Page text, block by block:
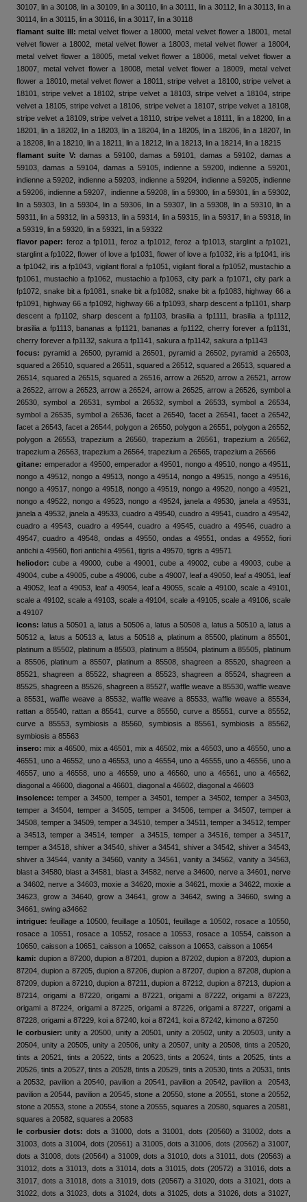
30107, lin a 30108, lin a 30109, lin a 30110, lin a 30111, lin a 30112, lin a 30113, lin a
30114, lin a 30115, lin a 30116, lin a 30117, lin a 30118
flamant suite III: metal velvet flower a 18000, metal velvet flower a 18001, metal
velvet flower a 18002, metal velvet flower a 18003, metal velvet flower a 18004,
metal velvet flower a 18005, metal velvet flower a 18006, metal velvet flower a
18007, metal velvet flower a 18008, metal velvet flower a 18009, metal velvet
flower a 18010, metal velvet flower a 18011, stripe velvet a 18100, stripe velvet a
18101, stripe velvet a 18102, stripe velvet a 18103, stripe velvet a 18104, stripe
velvet a 18105, stripe velvet a 18106, stripe velvet a 18107, stripe velvet a 18108,
stripe velvet a 18109, stripe velvet a 18110, stripe velvet a 18111, lin a 18200, lin a
18201, lin a 18202, lin a 18203, lin a 18204, lin a 18205, lin a 18206, lin a 18207, lin
a 18208, lin a 18210, lin a 18211, lin a 18212, lin a 18213, lin a 18214, lin a 18215
flamant suite V: damas a 59100, damas a 59101, damas a 59102, damas a
59103, damas a 59104, damas a 59105, indienne a 59200, indienne a 59201,
indienne a 59202, indienne a 59203, indienne a 59204, indienne a 59205, indienne
a 59206, indienne a 59207, indienne a 59208, lin a 59300, lin a 59301, lin a 59302,
lin a 59303, lin a 59304, lin a 59306, lin a 59307, lin a 59308, lin a 59310, lin a
59311, lin a 59312, lin a 59313, lin a 59314, lin a 59315, lin a 59317, lin a 59318, lin
a 59319, lin a 59320, lin a 59321, lin a 59322
flavor paper: feroz a fp1011, feroz a fp1012, feroz a fp1013, starglint a fp1021,
starglint a fp1022, flower of love a fp1031, flower of love a fp1032, iris a fp1041, iris
a fp1042, iris a fp1043, vigilant floral a fp1051, vigilant floral a fp1052, mustachio a
fp1061, mustachio a fp1062, mustachio a fp1063, city park a fp1071, city park a
fp1072, snake bit a fp1081, snake bit a fp1082, snake bit a fp1083, highway 66 a
fp1091, highway 66 a fp1092, highway 66 a fp1093, sharp descent a fp1101, sharp
descent a fp1102, sharp descent a fp1103, brasilia a fp1111, brasilia a fp1112,
brasilia a fp1113, bananas a fp1121, bananas a fp1122, cherry forever a fp1131,
cherry forever a fp1132, sakura a fp1141, sakura a fp1142, sakura a fp1143
focus: pyramid a 26500, pyramid a 26501, pyramid a 26502, pyramid a 26503,
squared a 26510, squared a 26511, squared a 26512, squared a 26513, squared a
26514, squared a 26515, squared a 26516, arrow a 26520, arrow a 26521, arrow
a 26522, arrow a 26523, arrow a 26524, arrow a 26525, arrow a 26526, symbol a
26530, symbol a 26531, symbol a 26532, symbol a 26533, symbol a 26534,
symbol a 26535, symbol a 26536, facet a 26540, facet a 26541, facet a 26542,
facet a 26543, facet a 26544, polygon a 26550, polygon a 26551, polygon a 26552,
polygon a 26553, trapezium a 26560, trapezium a 26561, trapezium a 26562,
trapezium a 26563, trapezium a 26564, trapezium a 26565, trapezium a 26566
gitane: emperador a 49500, emperador a 49501, nongo a 49510, nongo a 49511,
nongo a 49512, nongo a 49513, nongo a 49514, nongo a 49515, nongo a 49516,
nongo a 49517, nongo a 49518, nongo a 49519, nongo a 49520, nongo a 49521,
nongo a 49522, nongo a 49523, nongo a 49524, janela a 49530, janela a 49531,
janela a 49532, janela a 49533, cuadro a 49540, cuadro a 49541, cuadro a 49542,
cuadro a 49543, cuadro a 49544, cuadro a 49545, cuadro a 49546, cuadro a
49547, cuadro a 49548, ondas a 49550, ondas a 49551, ondas a 49552, fiori
antichi a 49560, fiori antichi a 49561, tigris a 49570, tigris a 49571
heliodor: cube a 49000, cube a 49001, cube a 49002, cube a 49003, cube a
49004, cube a 49005, cube a 49006, cube a 49007, leaf a 49050, leaf a 49051, leaf
a 49052, leaf a 49053, leaf a 49054, leaf a 49055, scale a 49100, scale a 49101,
scale a 49102, scale a 49103, scale a 49104, scale a 49105, scale a 49106, scale
a 49107
icons: latus a 50501 a, latus a 50506 a, latus a 50508 a, latus a 50510 a, latus a
50512 a, latus a 50513 a, latus a 50518 a, platinum a 85500, platinum a 85501,
platinum a 85502, platinum a 85503, platinum a 85504, platinum a 85505, platinum
a 85506, platinum a 85507, platinum a 85508, shagreen a 85520, shagreen a
85521, shagreen a 85522, shagreen a 85523, shagreen a 85524, shagreen a
85525, shagreen a 85526, shagreen a 85527, waffle weave a 85530, waffle weave
a 85531, waffle weave a 85532, waffle weave a 85533, waffle weave a 85534,
rattan a 85540, rattan a 85541, curve a 85550, curve a 85551, curve a 85552,
curve a 85553, symbiosis a 85560, symbiosis a 85561, symbiosis a 85562,
symbiosis a 85563
insero: mix a 46500, mix a 46501, mix a 46502, mix a 46503, uno a 46550, uno a
46551, uno a 46552, uno a 46553, uno a 46554, uno a 46555, uno a 46556, uno a
46557, uno a 46558, uno a 46559, uno a 46560, uno a 46561, uno a 46562,
diagonal a 46600, diagonal a 46601, diagonal a 46602, diagonal a 46603
insolence: temper a 34500, temper a 34501, temper a 34502, temper a 34503,
temper a 34504, temper a 34505, temper a 34506, temper a 34507, temper a
34508, temper a 34509, temper a 34510, temper a 34511, temper a 34512, temper
a 34513, temper a 34514, temper a 34515, temper a 34516, temper a 34517,
temper a 34518, shiver a 34540, shiver a 34541, shiver a 34542, shiver a 34543,
shiver a 34544, vanity a 34560, vanity a 34561, vanity a 34562, vanity a 34563,
blast a 34580, blast a 34581, blast a 34582, nerve a 34600, nerve a 34601, nerve
a 34602, nerve a 34603, moxie a 34620, moxie a 34621, moxie a 34622, moxie a
34623, grow a 34640, grow a 34641, grow a 34642, swing a 34660, swing a
34661, swing a34662
intrigue: feuillage a 10500, feuillage a 10501, feuillage a 10502, rosace a 10550,
rosace a 10551, rosace a 10552, rosace a 10553, rosace a 10554, caisson a
10650, caisson a 10651, caisson a 10652, caisson a 10653, caisson a 10654
kami: dupion a 87200, dupion a 87201, dupion a 87202, dupion a 87203, dupion a
87204, dupion a 87205, dupion a 87206, dupion a 87207, dupion a 87208, dupion a
87209, dupion a 87210, dupion a 87211, dupion a 87212, dupion a 87213, dupion a
87214, origami a 87220, origami a 87221, origami a 87222, origami a 87223,
origami a 87224, origami a 87225, origami a 87226, origami a 87227, origami a
87228, origami a 87229, koi a 87240, koi a 87241, koi a 87242, kimono a 87250
le corbusier: unity a 20500, unity a 20501, unity a 20502, unity a 20503, unity a
20504, unity a 20505, unity a 20506, unity a 20507, unity a 20508, tints a 20520,
tints a 20521, tints a 20522, tints a 20523, tints a 20524, tints a 20525, tints a
20526, tints a 20527, tints a 20528, tints a 20529, tints a 20530, tints a 20531, tints
a 20532, pavilion a 20540, pavilion a 20541, pavilion a 20542, pavilion a 20543,
pavilion a 20544, pavilion a 20545, stone a 20550, stone a 20551, stone a 20552,
stone a 20553, stone a 20554, stone a 20555, squares a 20580, squares a 20581,
squares a 20582, squares a 20583
le corbusier dots: dots a 31000, dots a 31001, dots (20560) a 31002, dots a
31003, dots a 31004, dots (20561) a 31005, dots a 31006, dots (20562) a 31007,
dots a 31008, dots (20564) a 31009, dots a 31010, dots a 31011, dots (20563) a
31012, dots a 31013, dots a 31014, dots a 31015, dots (20572) a 31016, dots a
31017, dots a 31018, dots a 31019, dots (20567) a 31020, dots a 31021, dots a
31022, dots a 31023, dots a 31024, dots a 31025, dots a 31026, dots a 31027,